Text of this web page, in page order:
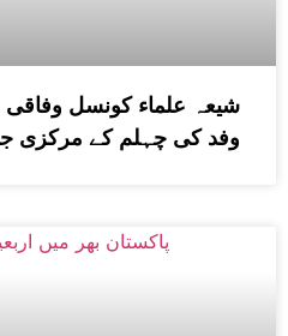
شیعہ علماء کونسل وفاقی
وفد کی چہلم کے مرکزی